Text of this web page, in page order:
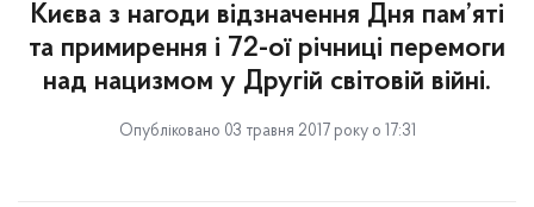
Києва з нагоди відзначення Дня пам’яті
та примирення і 72-ої річниці перемоги
над нацизмом у Другій світовій війні.
Опубліковано 03 травня 2017 року о 17:31